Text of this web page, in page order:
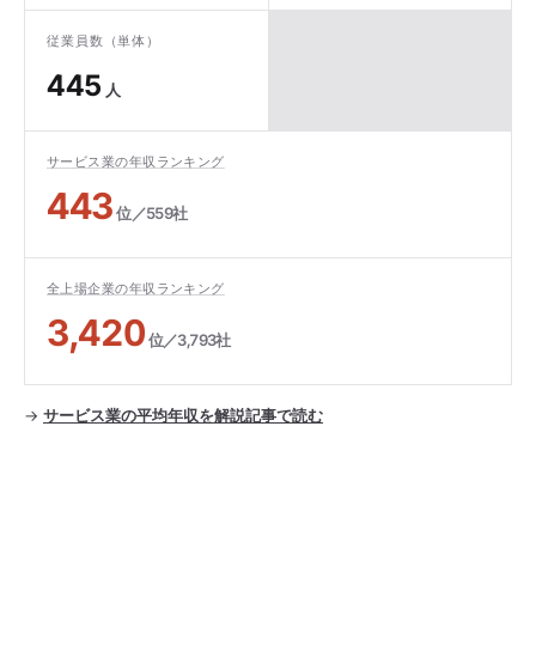
従業員数（単体）
445 人
サービス業の年収ランキング
443位／559社
全上場企業の年収ランキング
3,420位／3,793社
→ サービス業の平均年収を解説記事で読む